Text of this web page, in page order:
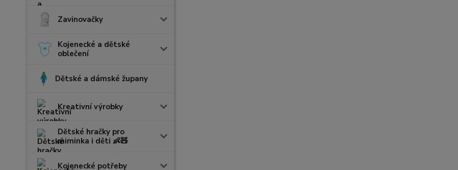
Zavinovačky
Kojenecké a dětské
oblečení
Dětské a dámské župany
Kreativní výrobky
Dětské hračky pro
miminka i děti 👶🧸
Kojenecké potřeby